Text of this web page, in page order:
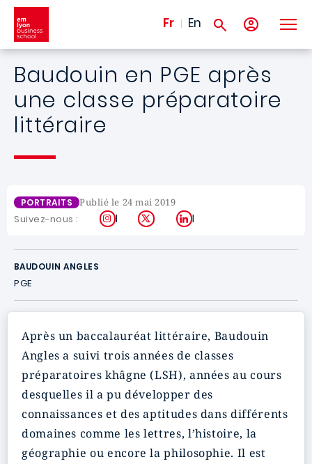
Aller au contenu principal
Fr En
Baudouin en PGE après
une classe préparatoire
littéraire
PORTRAITS Publié le 24 mai 2019
Suivez-nous : Instagram
X LinkedIn
BAUDOUIN ANGLES
PGE
Après un baccalauréat littéraire, Baudouin
Angles a suivi trois années de classes
préparatoires khâgne (LSH), années au cours
desquelles il a pu développer des
connaissances et des aptitudes dans différents
domaines comme les lettres, l’histoire, la
géographie ou encore la philosophie. Il est